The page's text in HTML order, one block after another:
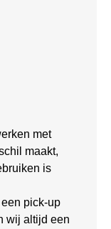
met
maakt,
is
pick-up
wij altijd een